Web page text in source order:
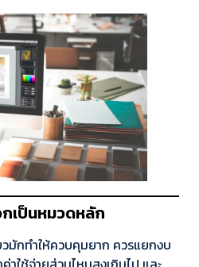
เป็นหมวดหลัก
มักทำให้ควบคุมยาก ควรแยกงบ